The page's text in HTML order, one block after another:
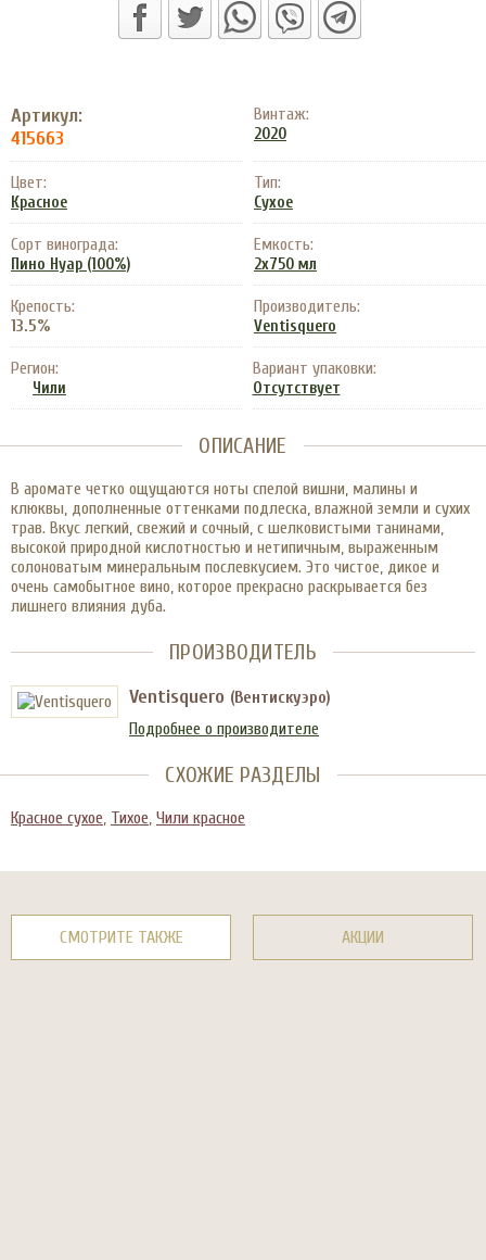
Артикул:
415663
Винтаж:
2020
Цвет:
Красное
Тип:
Сухое
Сорт винограда:
Пино Нуар (100%)
Емкость:
2х750 мл
Крепость:
13.5%
Производитель:
Ventisquero
Регион:
Чили
Вариант упаковки:
Отсутствует
ОПИСАНИЕ
В аромате четко ощущаются ноты спелой вишни, малины и
клюквы, дополненные оттенками подлеска, влажной земли и сухих
трав. Вкус легкий, свежий и сочный, с шелковистыми танинами,
высокой природной кислотностью и нетипичным, выраженным
солоноватым минеральным послевкусием. Это чистое, дикое и
очень самобытное вино, которое прекрасно раскрывается без
лишнего влияния дуба.
ПРОИЗВОДИТЕЛЬ
Ventisquero (Вентискуэро)
Подробнее о производителе
СХОЖИЕ РАЗДЕЛЫ
Красное сухое, Тихое, Чили красное
СМОТРИТЕ ТАКЖЕ АКЦИИ